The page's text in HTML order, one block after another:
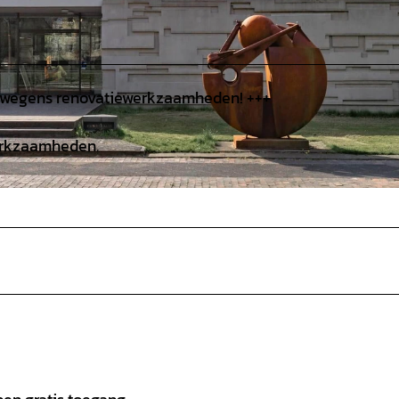
renovatiewerkzaamheden! +++